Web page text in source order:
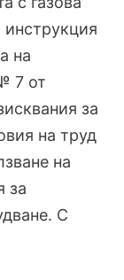
на
7 от
за
на труд
на
за
С